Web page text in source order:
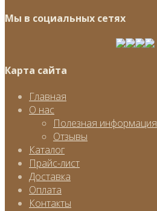
Мы в социальных сетях
Карта сайта
Главная
О нас
Полезная информация
Отзывы
Каталог
Прайс-лист
Доставка
Оплата
Контакты